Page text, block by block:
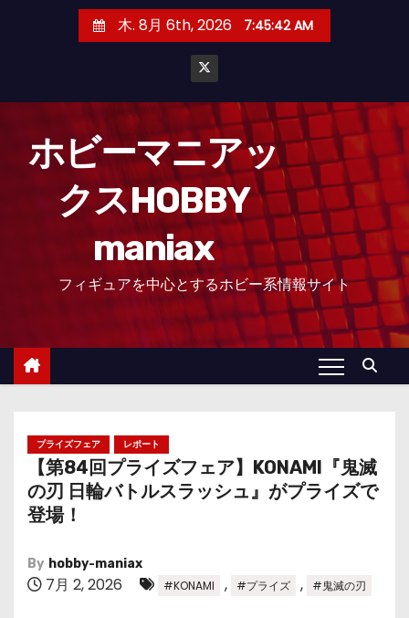
木. 8月 6th, 2026 7:45:43 AM
ホビーマニアッ
クスHOBBY
maniax
フィギュアを中心とするホビー系情報サイト
プライズフェア レポート
【第84回プライズフェア】KONAMI『鬼滅
の刃 日輪バトルスラッシュ』がプライズで
登場！
By hobby-maniax
7月 2, 2026 #KONAMI , #プライズ , #鬼滅の刃